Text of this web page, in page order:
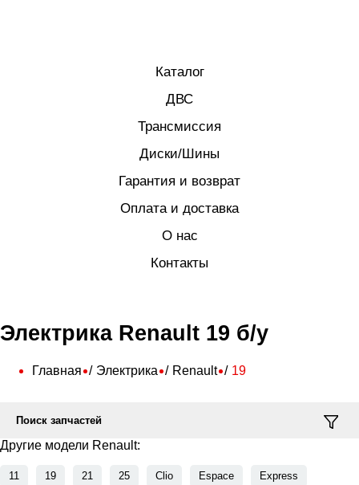
Каталог
ДВС
Трансмиссия
Диски/Шины
Гарантия и возврат
Оплата и доставка
О нас
Контакты
Электрика Renault 19 б/у
Главная Электрика Renault 19
Поиск запчастей
Другие модели Renault:
11 19 21 25 Clio Espace Express